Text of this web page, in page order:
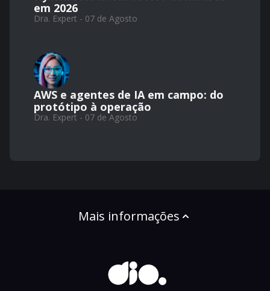
em 2026
Dra. Expert - 07 de Agosto
AWS e agentes de IA em campo: do
protótipo à operação
Dra. Expert - 07 de Agosto
Mais informações